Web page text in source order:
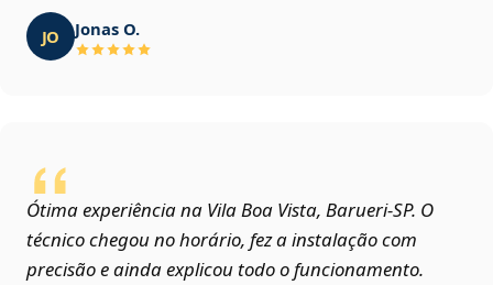
JO Jonas O.
Ótima experiência na Vila Boa Vista, Barueri‑SP. O
técnico chegou no horário, fez a instalação com
precisão e ainda explicou todo o funcionamento.